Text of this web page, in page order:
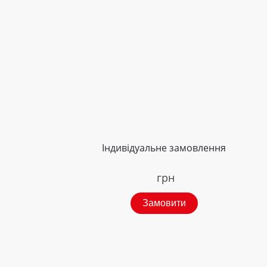
Індивідуальне замовлення
грн
Замовити